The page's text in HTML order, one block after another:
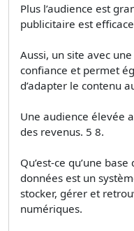
Plus l’audience est
publicitaire est
Aussi, un site avec
confiance et permet
d’adapter le contenu
Une audience élevée
des revenus. 5 8.
Qu’est-ce qu’une
données est un
stocker, gérer et
numériques.